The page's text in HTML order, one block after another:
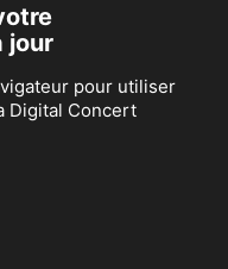
jour
pour utiliser
Digital Concert